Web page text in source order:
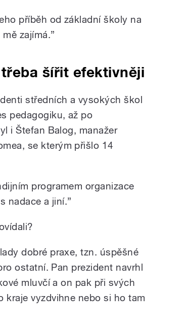
příběh od základní školy na
zajímá.”
šířit efektivněji
středních a vysokých škol
pedagogiku, až po
i Štefan Balog, manažer
se kterým přišlo 14
programem organizace
nadace a jiní.”
dobré praxe, tzn. úspěšné
ostatní. Pan prezident navrhl
mluvčí a on pak při svých
vyzdvihne nebo si ho tam